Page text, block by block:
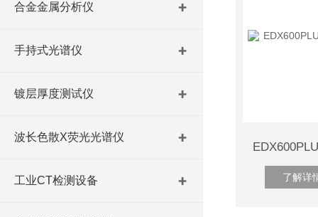
合金金属分析仪
手持式光谱仪
镀层厚度测试仪
波长色散X荧光光谱仪
工业CT检测设备 了解详